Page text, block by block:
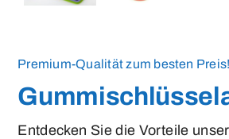
Premium-Qualität zum besten Preis!
Entdecken Sie die Vorteile